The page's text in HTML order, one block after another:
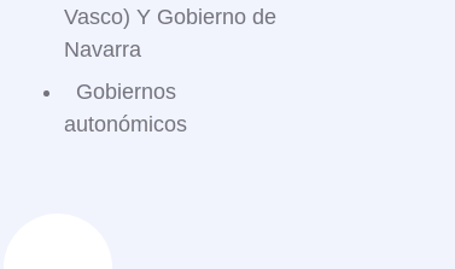
Vasco)​ Y Gobierno de
Navarra
Gobiernos
autonómicos